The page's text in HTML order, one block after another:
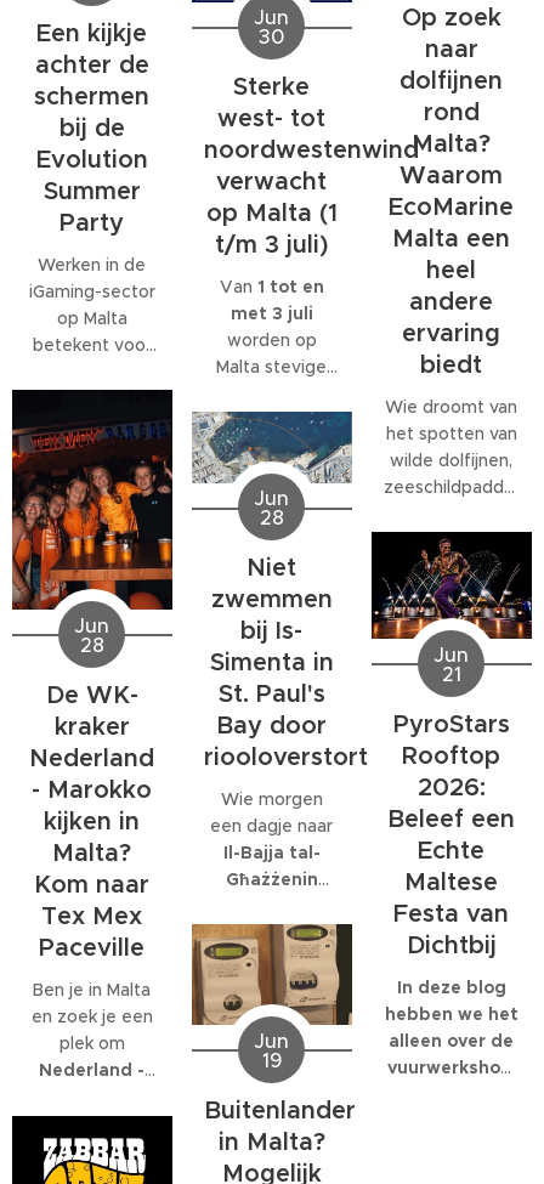
Een kijkje
achter de
schermen
bij de
Evolution
Summer
Party
Werken in de
iGaming-sector
op Malta
betekent voor
meer dan alleen
een baan. Veel
bedrijven
bieden
behoorlijk wat
extra's, van
teamuitjes en
interne
activiteiten tot
grote
personeelsfeesten.
En als je bij een
internationaal
bedrijf met
honderden
collega's werkt,
kunnen die
feesten
behoorlijk groot
worden.
Jun
30
Sterke
west- tot
noordwestenwind
verwacht
op Malta (1
t/m 3 juli)
Van 1 tot en
met 3 juli
worden op
Malta stevige
noordwestenwinden
(W/NW)
verwacht.
Volgens het
Malta Red Cross
kan de wind
tijdelijk
toenemen tot
windkracht 6
met name op
donderdag 2
juli.
Op zoek
naar
dolfijnen
rond
Malta?
Waarom
EcoMarine
Malta een
heel
andere
ervaring
biedt
Wie droomt van
het spotten van
wilde dolfijnen,
zeeschildpadden
zeeleven
tijdens een
verblijf op Malta,
komt al snel tot
de ontdekking
dat daar
eigenlijk maar
één organisatie
volledig op is
gespecialiseerd:
EcoMarine
Malta .
Jun
28
De WK-
kraker
Nederland
- Marokko
kijken in
Malta?
Kom naar
Tex Mex
Paceville
Ben je in Malta
en zoek je een
plek om
Nederland -
kijken? Dan ben
je bijTex Mex
Pacevilleaan
Jun
28
Niet
zwemmen
bij Is-
Simenta in
St. Paul's
Bay door
riooloverstort
Wie morgen
een dagje naar
Il-Bajja tal-
Għażżenin
als Is-Simenta)
inSt. Paul's
wil gaan,
kan beter een
ander strand
kiezen. De
Environmental
Health
Directorate
Jun
21
PyroStars
Rooftop
2026:
Beleef een
Echte
Maltese
Festa van
Dichtbij
In deze blog
hebben we het
alleen over de
vuurwerkshow
Jun
19
Buitenlander
in Malta?
Mogelijk